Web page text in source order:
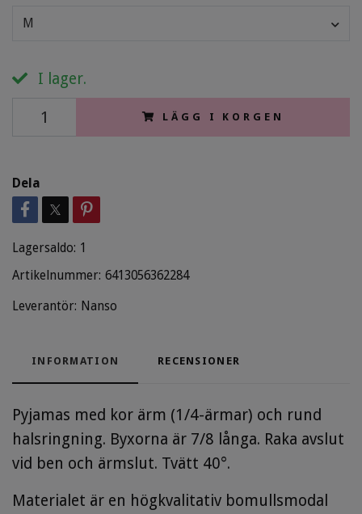
M
I lager.
LÄGG I KORGEN
Dela
Lagersaldo: 1
Artikelnummer: 6413056362284
Leverantör: Nanso
INFORMATION RECENSIONER
Pyjamas med kor ärm (1/4-ärmar) och rund
halsringning. Byxorna är 7/8 långa. Raka avslut
vid ben och ärmslut. Tvätt 40°.
Materialet är en högkvalitativ bomullsmodal